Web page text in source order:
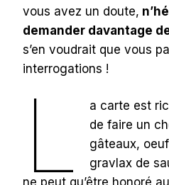
vous avez un doute,
demander davantage
s’en voudrait que vous
interrogations !
L
a carte est
de faire un
gâteaux,
gravlax de